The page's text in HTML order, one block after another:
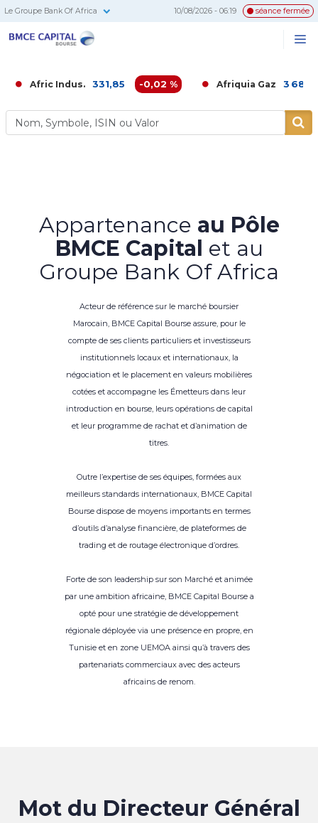
Le Groupe Bank Of Africa 10/08/2026 - 06:19 séance fermée
Indus. 331,85 -0,02 % Afriquia Gaz 3 680,00 -
Appartenance au Pôle
BMCE Capital et au
Groupe Bank Of Africa
Acteur de référence sur le marché boursier
Marocain, BMCE Capital Bourse assure, pour le
compte de ses clients particuliers et investisseurs
institutionnels locaux et internationaux, la
négociation et le placement en valeurs mobilières
cotées et accompagne les Émetteurs dans leur
introduction en bourse, leurs opérations de capital
et leur programme de rachat et d’animation de
titres.
Outre l’expertise de ses équipes, formées aux
meilleurs standards internationaux, BMCE Capital
Bourse dispose de moyens importants en termes
d’outils d’analyse financière, de plateformes de
trading et de routage électronique d’ordres.
Forte de son leadership sur son Marché et animée
par une ambition africaine, BMCE Capital Bourse a
opté pour une stratégie de développement
régionale déployée via une présence en propre, en
Tunisie et en zone UEMOA ainsi qu’à travers des
partenariats commerciaux avec des acteurs
africains de renom.
Mot du Directeur Général